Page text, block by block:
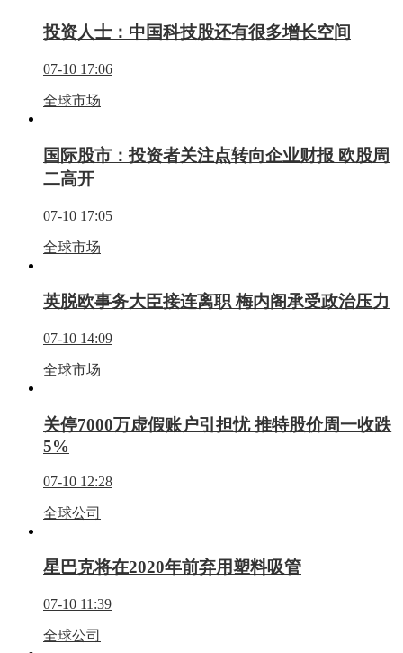
投资人士：中国科技股还有很多增长空间
07-10 17:06
全球市场
国际股市：投资者关注点转向企业财报 欧股周
二高开
07-10 17:05
全球市场
英脱欧事务大臣接连离职 梅内阁承受政治压力
07-10 14:09
全球市场
关停7000万虚假账户引担忧 推特股价周一收跌
5%
07-10 12:28
全球公司
星巴克将在2020年前弃用塑料吸管
07-10 11:39
全球公司